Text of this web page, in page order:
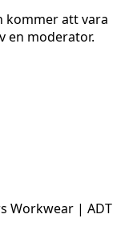
kommer att vara
en moderator.